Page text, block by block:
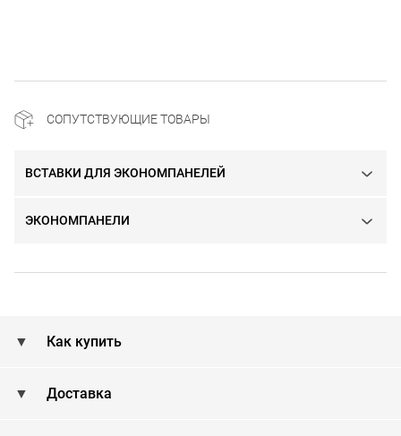
СОПУТСТВУЮЩИЕ ТОВАРЫ
ВСТАВКИ ДЛЯ ЭКОНОМПАНЕЛЕЙ
ЭКОНОМПАНЕЛИ
Как купить
Доставка